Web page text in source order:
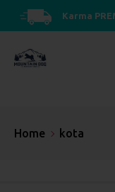
Karma
Home kota